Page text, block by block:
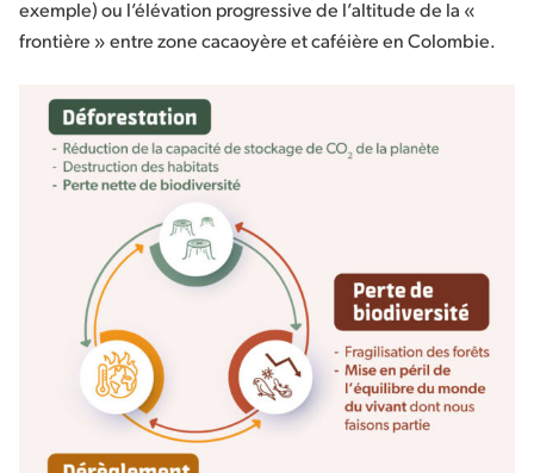
exemple) ou l’élévation progressive de l’altitude de la «
frontière » entre zone cacaoyère et caféière en Colombie.